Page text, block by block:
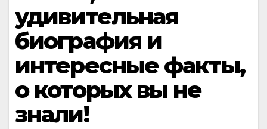
удивительная
биография и
интересные факты,
о которых вы не
знали!